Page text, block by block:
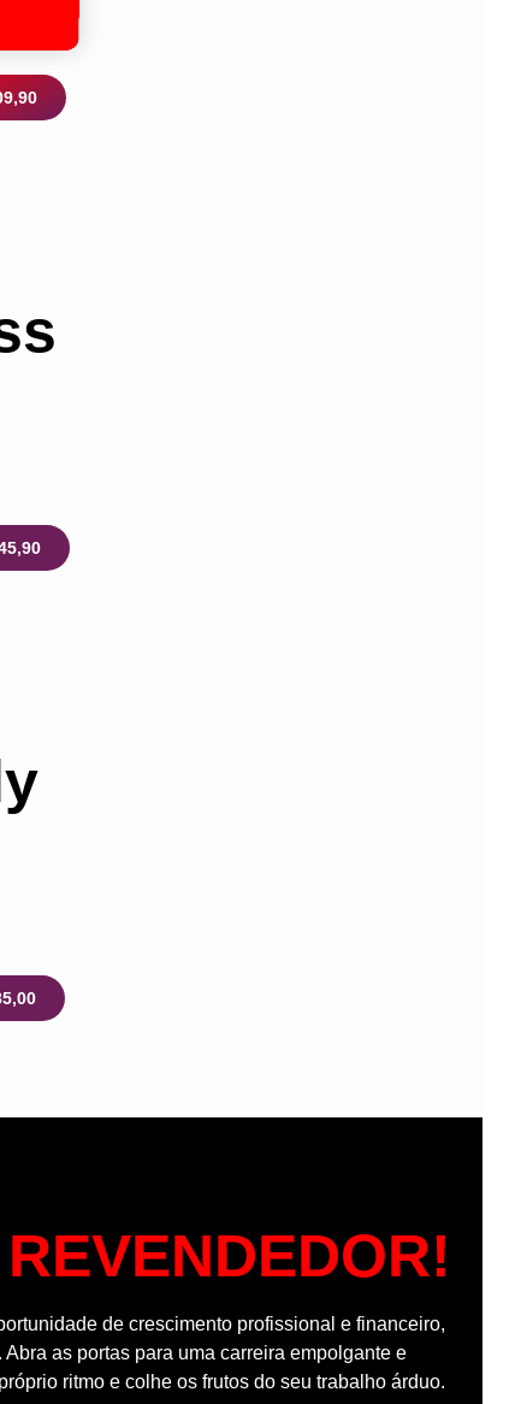
REVENDEDOR!
de crescimento profissional e financeiro,
as portas para uma carreira empolgante e
ritmo e colhe os frutos do seu trabalho árduo.